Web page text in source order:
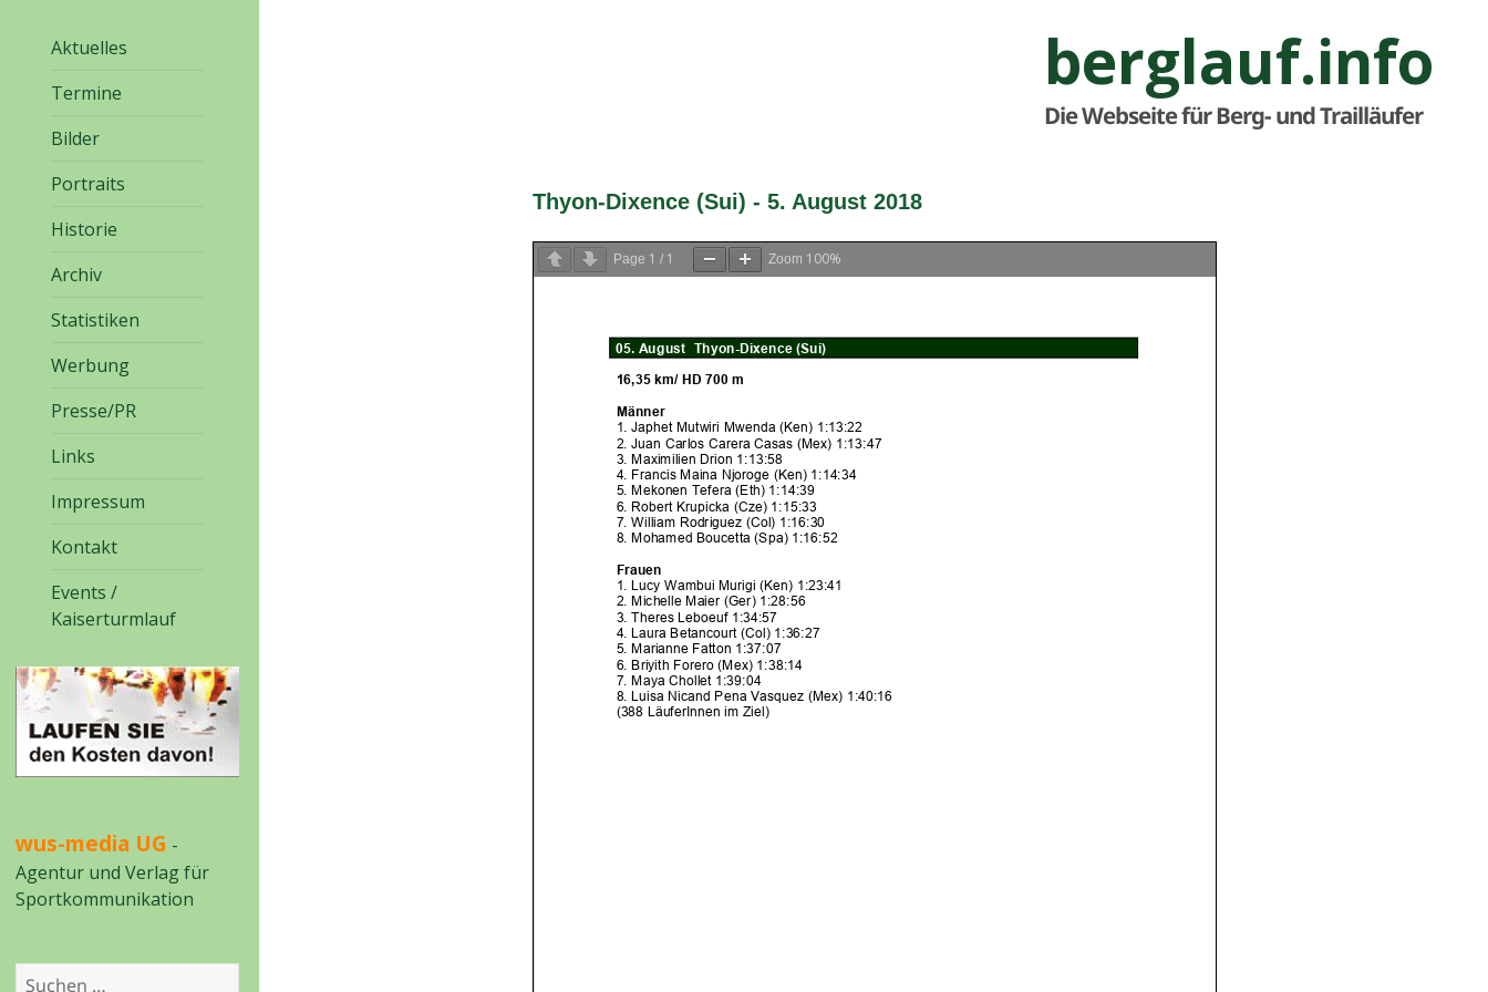
berglauf.info
Die Webseite für Berg- und Trailläufer
Aktuelles
Termine
Bilder
Portraits
Historie
Archiv
Statistiken
Werbung
Presse/PR
Links
Impressum
Kontakt
Events /
Kaiserturmlauf
wus-media UG -
Agentur und Verlag für
Sportkommunikation
Suchen
Thyon-Dixence (Sui) - 5. August 2018
Page 1 / 1 Zoom 100%